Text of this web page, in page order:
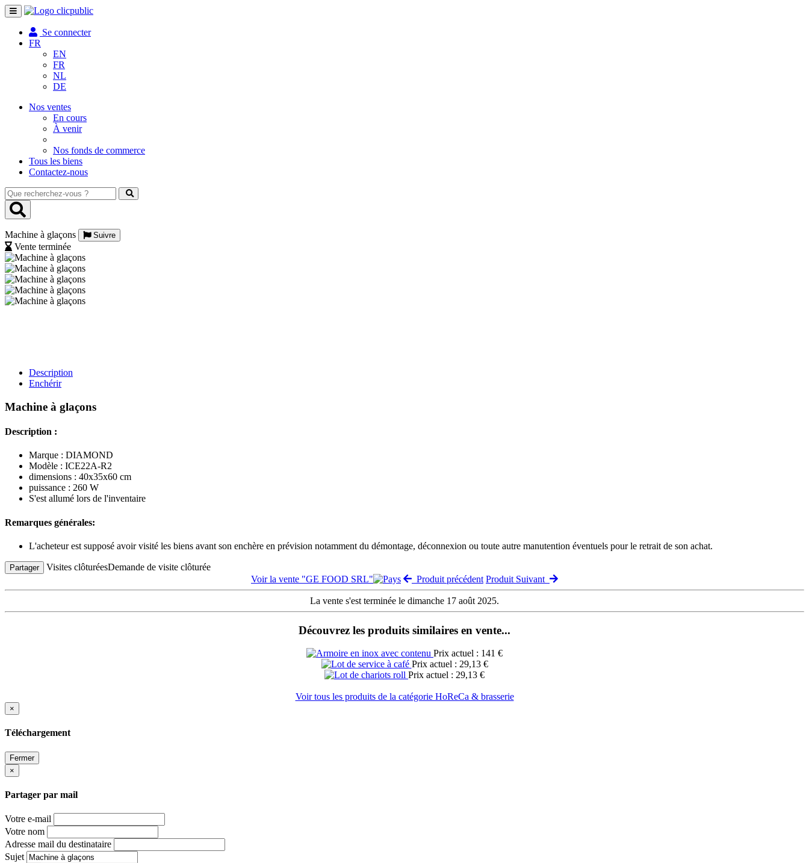
Toggle
navigation
Se connecter
FR
EN
FR
NL
DE
Nos ventes
En cours
À venir
Nos fonds de commerce
Tous les biens
Contactez-nous
Que
recherchez-
vous
Machine à glaçons
Suivre
Vente terminée
Description
Enchérir
Machine à glaçons
Description :
Marque : DIAMOND
Modèle : ICE22A-R2
dimensions : 40x35x60 cm
puissance : 260 W
S'est allumé lors de l'inventaire
Remarques générales:
L'acheteur est supposé avoir visité les biens avant son enchère en prévision notamment du démontage, déconnexion ou toute autre manutention éventuels pour le retrait de son achat.
Partager Visites clôturéesDemande de visite clôturée
Voir la vente "GE FOOD SRL"
Produit précédent Produit Suivant
La vente s'est terminée le dimanche 17 août 2025.
Découvrez les produits similaires en vente...
Prix actuel : 141 €
Prix actuel : 29,13 €
Prix actuel : 29,13 €
Voir tous les produits de la catégorie HoReCa & brasserie
×
Téléchargement
Fermer
×
Partager par mail
Votre e-mail
Votre nom
Adresse mail du destinataire
Sujet